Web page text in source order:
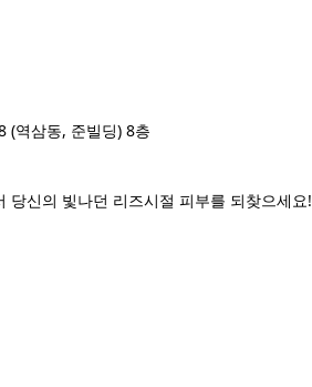
(역삼동, 준빌딩) 8층
당신의 빛나던 리즈시절 피부를 되찾으세요!